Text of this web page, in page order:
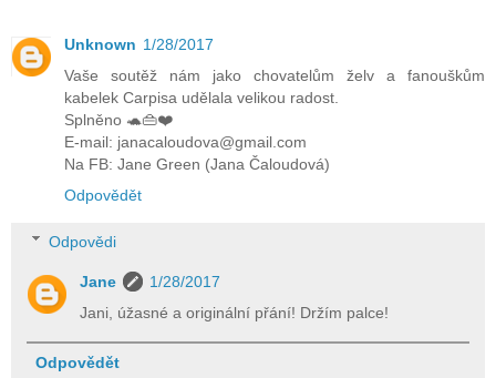
Unknown 1/28/2017
Vaše soutěž nám jako chovatelům želv a fanouškům
kabelek Carpisa udělala velikou radost.
Splněno 🐢👜❤️
E-mail: janacaloudova@gmail.com
Na FB: Jane Green (Jana Čaloudová)
Odpovědět
Odpovědi
Jane
1/28/2017
Jani, úžasné a originální přání! Držím palce!
Odpovědět